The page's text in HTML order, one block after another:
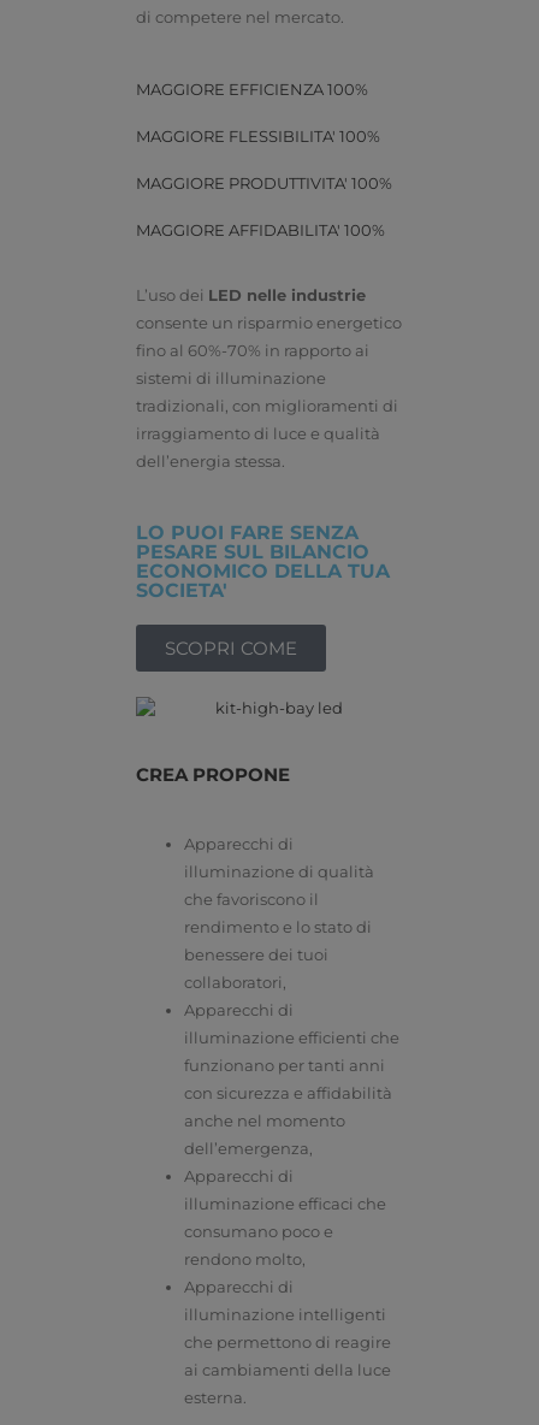
di competere nel mercato.
MAGGIORE EFFICIENZA 100%
MAGGIORE FLESSIBILITA' 100%
MAGGIORE PRODUTTIVITA' 100%
MAGGIORE AFFIDABILITA' 100%
L’uso dei LED nelle industrie
consente un risparmio energetico
fino al 60%-70% in rapporto ai
sistemi di illuminazione
tradizionali, con miglioramenti di
irraggiamento di luce e qualità
dell’energia stessa.
LO PUOI FARE SENZA
PESARE SUL BILANCIO
ECONOMICO DELLA TUA
SOCIETA'
SCOPRI COME
CREA PROPONE
Apparecchi di
illuminazione di qualità
che favoriscono il
rendimento e lo stato di
benessere dei tuoi
collaboratori,
Apparecchi di
illuminazione efficienti che
funzionano per tanti anni
con sicurezza e affidabilità
anche nel momento
dell’emergenza,
Apparecchi di
illuminazione efficaci che
consumano poco e
rendono molto,
Apparecchi di
illuminazione intelligenti
che permettono di reagire
ai cambiamenti della luce
esterna.